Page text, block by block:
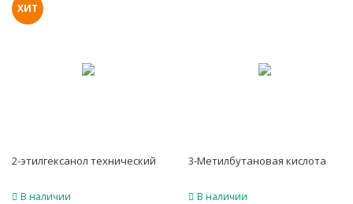
ХИТ
2-этилгексанол технический
В наличии
3-Метилбутановая кислота
В наличии